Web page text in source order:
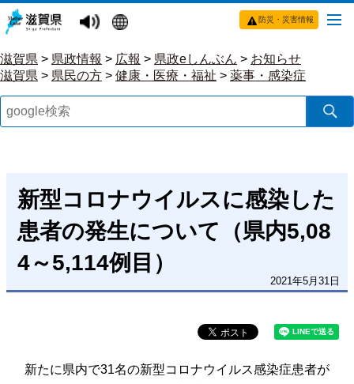
防災・災害情報
滋賀県 > 県政情報 > 広報 > 県政eしんぶん > お知らせ
滋賀県 > 県民の方 > 健康・医療・福祉 > 薬事・感染症
新型コロナウイルスに感染した
患者の発生について（県内5,08
4～5,114例目）
2021年5月31日
新たに県内で31名の新型コロナウイルス感染症患者が